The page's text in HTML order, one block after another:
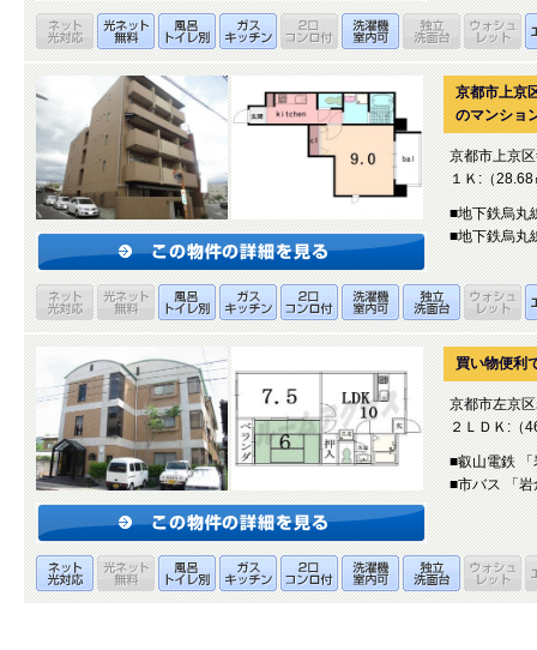
京都市上京
のマンショ
京都市上京
１Ｋ:（28.68
■地下鉄烏丸
■地下鉄烏丸
買い物便利
京都市左京
２ＬＤＫ:（
■叡山電鉄
■市バス 「